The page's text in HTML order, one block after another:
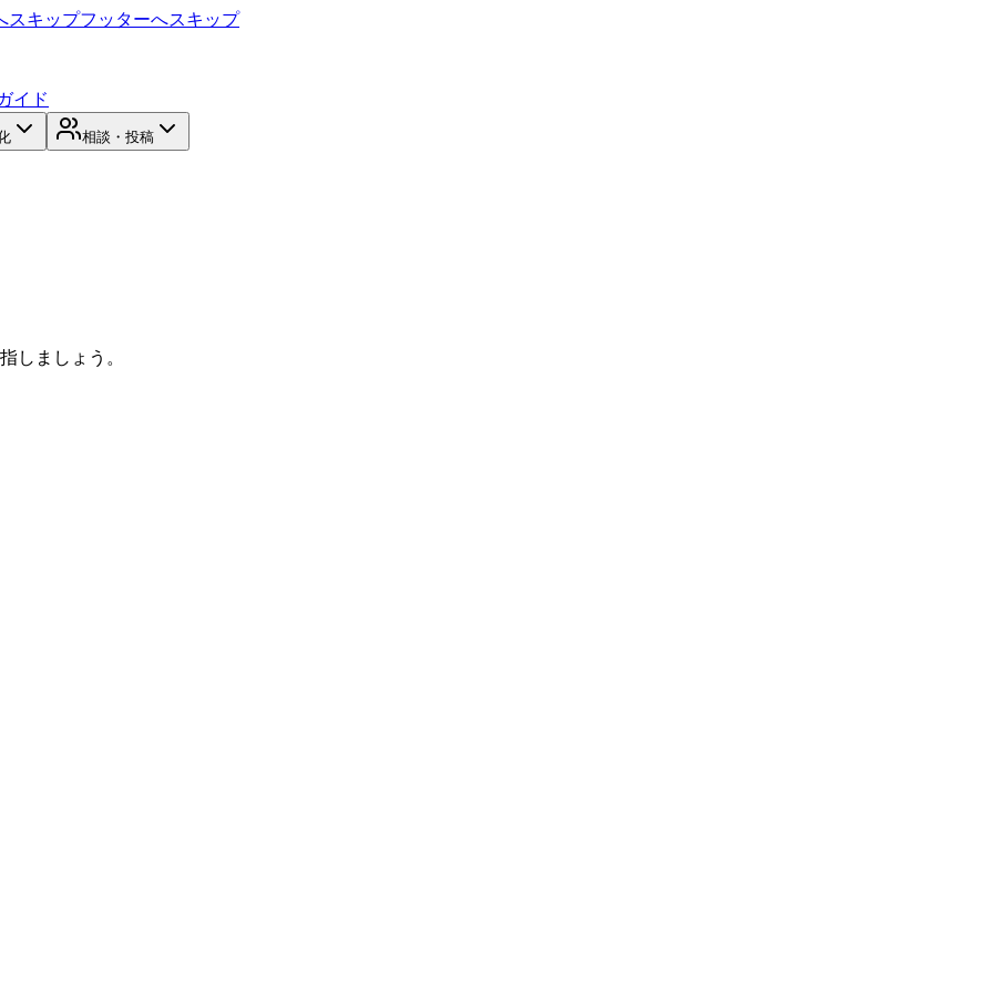
スキップフッターへスキップ
イド
相談・投稿
しましょう。